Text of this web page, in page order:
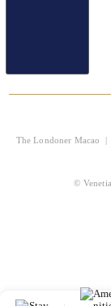
The Londoner Macao
|
©